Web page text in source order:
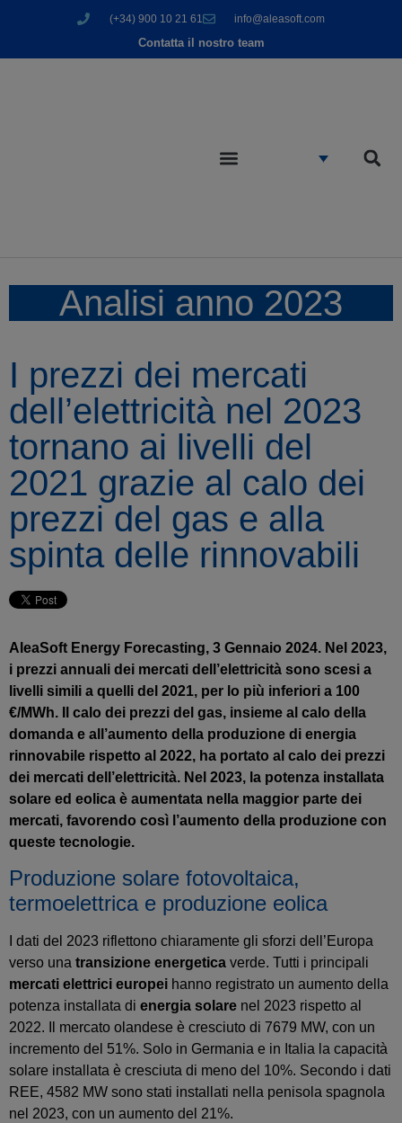
(+34) 900 10 21 61 info@aleasoft.com
Contatta il nostro team
Analisi anno 2023
I prezzi dei mercati
dell’elettricità nel 2023
tornano ai livelli del
2021 grazie al calo dei
prezzi del gas e alla
spinta delle rinnovabili
AleaSoft Energy Forecasting, 3 Gennaio 2024. Nel 2023,
i prezzi annuali dei mercati dell’elettricità sono scesi a
livelli simili a quelli del 2021, per lo più inferiori a 100
€/MWh. Il calo dei prezzi del gas, insieme al calo della
domanda e all’aumento della produzione di energia
rinnovabile rispetto al 2022, ha portato al calo dei prezzi
dei mercati dell’elettricità. Nel 2023, la potenza installata
solare ed eolica è aumentata nella maggior parte dei
mercati, favorendo così l’aumento della produzione con
queste tecnologie.
Produzione solare fotovoltaica,
termoelettrica e produzione eolica
I dati del 2023 riflettono chiaramente gli sforzi dell’Europa
verso una transizione energetica verde. Tutti i principali
mercati elettrici europei hanno registrato un aumento della
potenza installata di energia solare nel 2023 rispetto al
2022. Il mercato olandese è cresciuto di 7679 MW, con un
incremento del 51%. Solo in Germania e in Italia la capacità
solare installata è cresciuta di meno del 10%. Secondo i dati
REE, 4582 MW sono stati installati nella penisola spagnola
nel 2023, con un aumento del 21%.